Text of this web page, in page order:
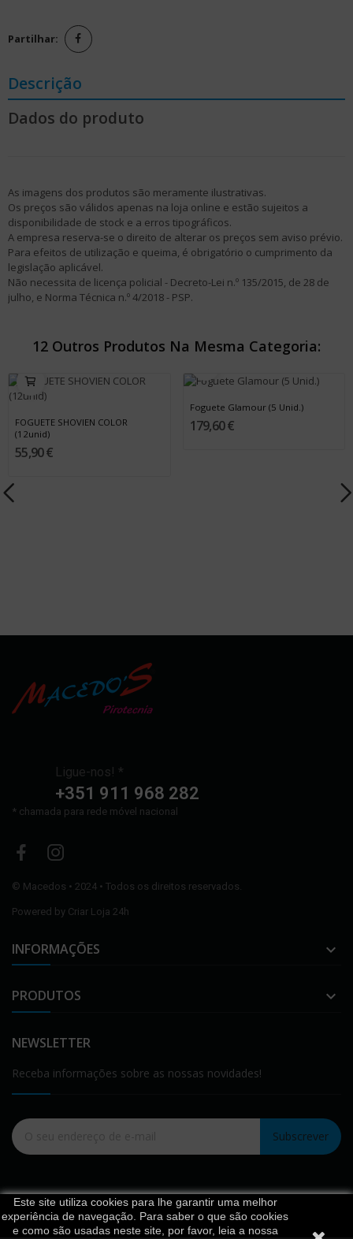
Este site utiliza cookies para lhe garantir uma melhor
experiência de navegação. Para saber o que são cookies
e como são usadas neste site, por favor, leia a nossa
Partilhar:
Descrição
Dados do produto
As imagens dos produtos são meramente ilustrativas.
Os preços são válidos apenas na loja online e estão sujeitos a
disponibilidade de stock e a erros tipográficos.
A empresa reserva-se o direito de alterar os preços sem aviso prévio.
Para efeitos de utilização e queima, é obrigatório o cumprimento da
legislação aplicável.
Não necessita de licença policial - Decreto-Lei n.º 135/2015, de 28 de
julho, e Norma Técnica n.º 4/2018 - PSP.
12 Outros Produtos Na Mesma Categoria:
FOGUETE SHOVIEN COLOR
(12unid)
55,90 €
Foguete Glamour (5 Unid.)
179,60 €
Ligue-nos! *
+351 911 968 282
* chamada para rede móvel nacional
© Macedos • 2024 • Todos os direitos reservados.
Powered by Criar Loja 24h
INFORMAÇÕES 
PRODUTOS 
NEWSLETTER
Receba informações sobre as nossas novidades!
Subscrever